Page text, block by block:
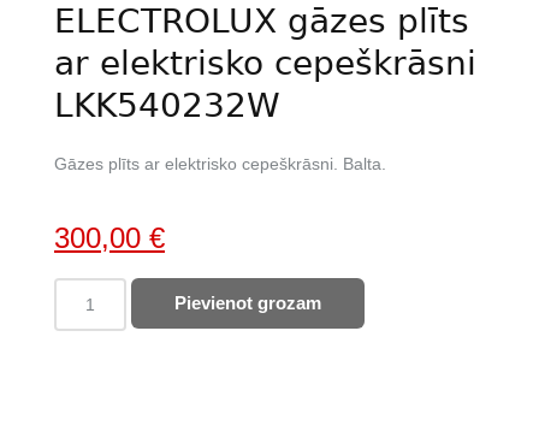
ELECTROLUX gāzes plīts
ar elektrisko cepeškrāsni
LKK540232W
Gāzes plīts ar elektrisko cepeškrāsni. Balta.
Original
price
was:
300,00 €Current
price
is:
ELECTROLUX
gāzes
Pievienot grozam